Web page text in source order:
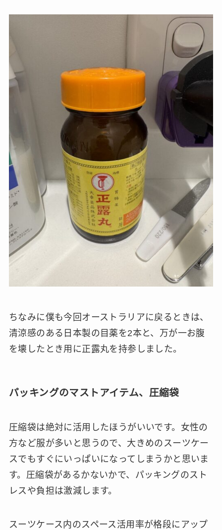
ちなみに僕も今回オーストラリアに戻るときは、
清涼感のある日本製の目薬を2本と、万が一お腹
を壊したとき用に正露丸を持参しました。
パッキングのマストアイテム、圧縮袋
圧縮袋は絶対に活用したほうがいいです。女性の
方など服が多いと思うので、大きめのスーツケー
スでもすぐにいっぱいになってしまうかと思いま
す。圧縮袋があるかないかで、パッキングのスト
レスや負担は激減します。
スーツケース内のスペース活用率が格段にアップ